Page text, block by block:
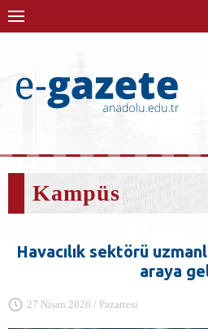
Kampüs
Havacılık sektörü
araya
27 Nisan 2026 / Pazartesi